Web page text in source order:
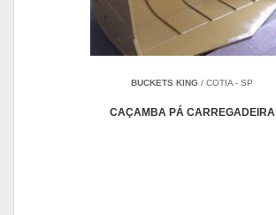
BUCKETS KING / COTIA - SP
CAÇAMBA PÁ CARREGADEIRA